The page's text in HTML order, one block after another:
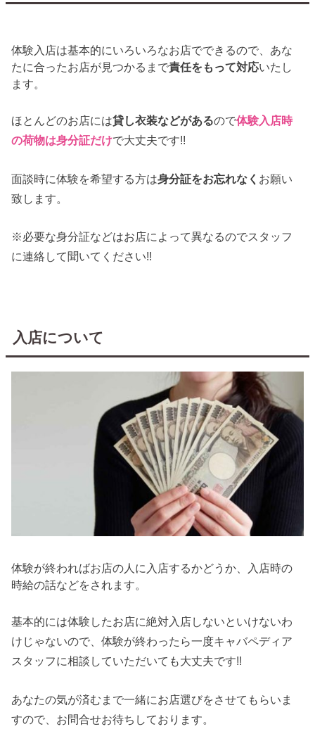
体験入店は基本的にいろいろなお店でできるので、あな
たに合ったお店が見つかるまで責任をもって対応いたし
ます。
ほとんどのお店には貸し衣装などがあるので体験入店時
の荷物は身分証だけで大丈夫です!!
面談時に体験を希望する方は身分証をお忘れなく お願い
致します。
※必要な身分証などはお店によって異なるのでスタッフ
に連絡して聞いてください!!
入店について
体験が終わればお店の人に入店するかどうか、入店時の
時給の話などをされます。
基本的には体験したお店に絶対入店しないといけないわ
けじゃないので、体験が終わったら一度キャバペディア
スタッフに相談していただいても大丈夫です!!
あなたの気が済むまで一緒にお店選びをさせてもらいま
すので、お問合せお待ちしております。